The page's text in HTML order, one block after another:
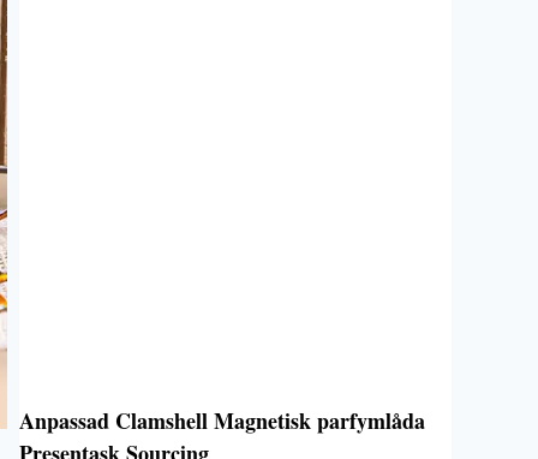
Anpassad Clamshell Magnetisk parfymlåda